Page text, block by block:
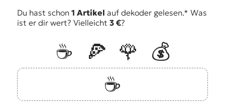
Du hast schon 1 Artikel auf dekoder gelesen.* Was
ist er dir wert? Vielleicht 3 €?
☕️ 🍕 🌹
💰
☕️